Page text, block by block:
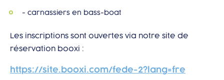
- carnassiers en bass-boat
Les inscriptions sont ouvertes via notre site de
réservation booxi :
https://site.booxi.com/fede-2?lang=fre